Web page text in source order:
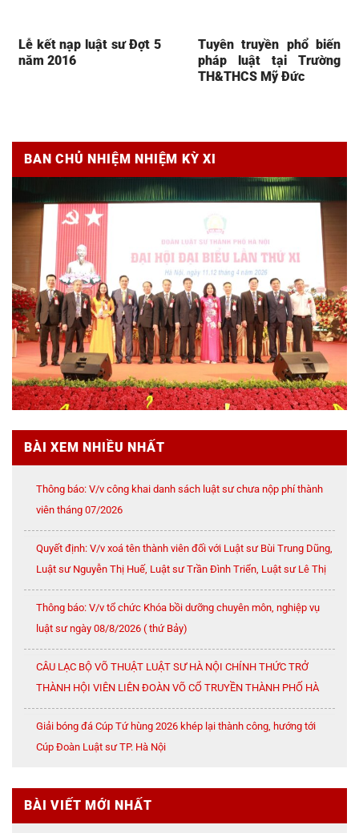
Lễ kết nạp luật sư Đợt 5
năm 2016
Tuyên truyền phổ biến
pháp luật tại Trường
TH&THCS Mỹ Đức
BAN CHỦ NHIỆM NHIỆM KỲ XI
BÀI XEM NHIỀU NHẤT
Thông báo: V/v công khai danh sách luật sư chưa nộp phí thành
viên tháng 07/2026
Quyết định: V/v xoá tên thành viên đối với Luật sư Bùi Trung Dũng,
Luật sư Nguyễn Thị Huế, Luật sư Trần Đình Triển, Luật sư Lê Thị
Oanh
Thông báo: V/v tổ chức Khóa bồi dưỡng chuyên môn, nghiệp vụ
luật sư ngày 08/8/2026 ( thứ Bảy)
CÂU LẠC BỘ VÕ THUẬT LUẬT SƯ HÀ NỘI CHÍNH THỨC TRỞ
THÀNH HỘI VIÊN LIÊN ĐOÀN VÕ CỔ TRUYỀN THÀNH PHỐ HÀ
NỘI
Giải bóng đá Cúp Tứ hùng 2026 khép lại thành công, hướng tới
Cúp Đoàn Luật sư TP. Hà Nội
BÀI VIẾT MỚI NHẤT